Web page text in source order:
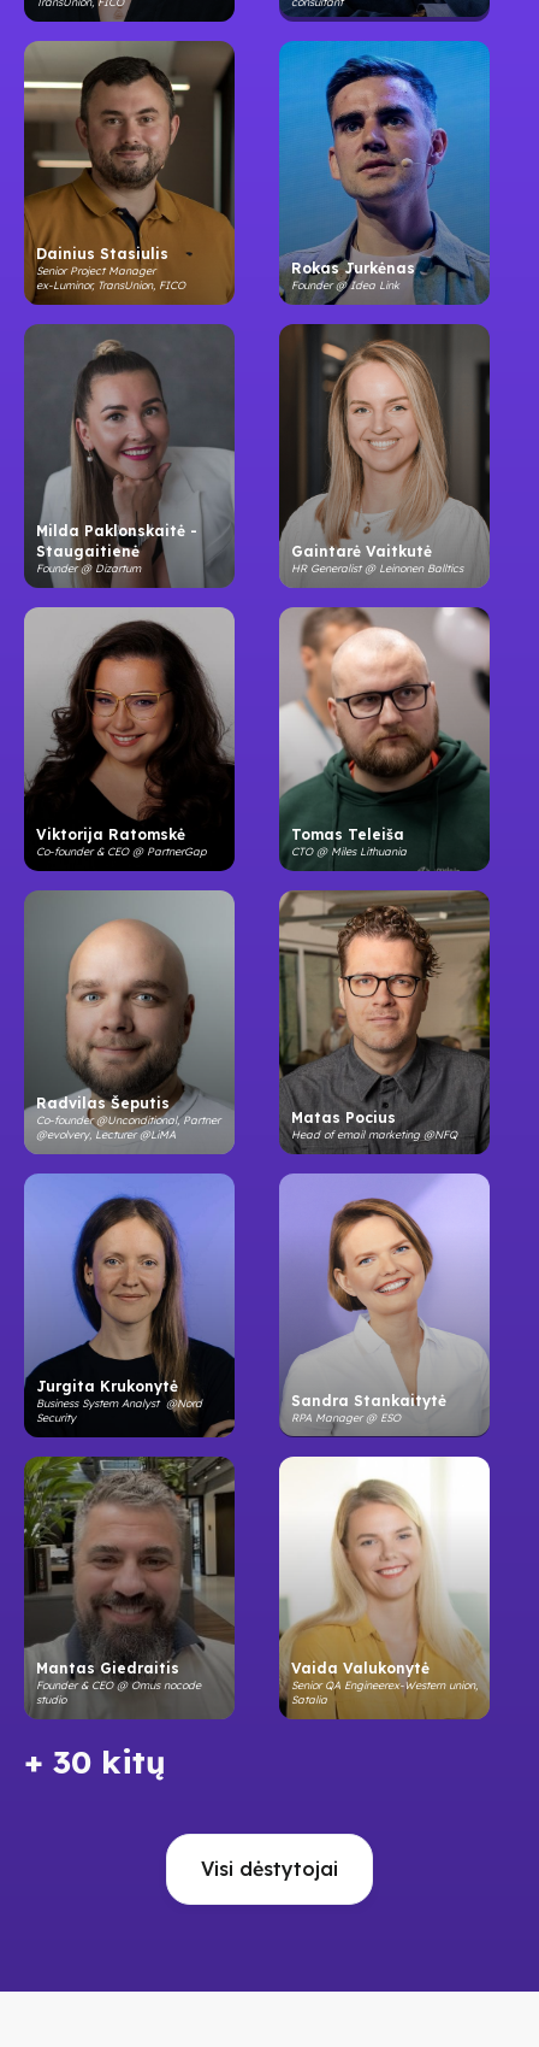
Dainius Stasiulis
Senior Project Manager
ex-Luminor, TransUnion, FICO
Rokas Jurkėnas
Founder @ Idea Link
Milda Paklonskaitė -
Staugaitienė
Founder @ Dizartum
Gaintarė Vaitkutė
HR Generalist @ Leinonen Balltics
Viktorija Ratomskė
Co-founder & CEO @ PartnerGap
Tomas Teleiša
CTO @ Miles Lithuania
Radvilas Šeputis
Co-founder @Unconditional, Partner
@evolvery, Lecturer @LiMA
Matas Pocius
Head of email marketing @NFQ
Jurgita Krukonytė
Business System Analyst @Nord
Security
Sandra Stankaitytė
RPA Manager @ ESO
Mantas Giedraitis
Founder & CEO @ Omus nocode
studio
Vaida Valukonytė
Senior QA Engineerex-Western union,
Satalia
+ 30 kitų
Visi dėstytojai